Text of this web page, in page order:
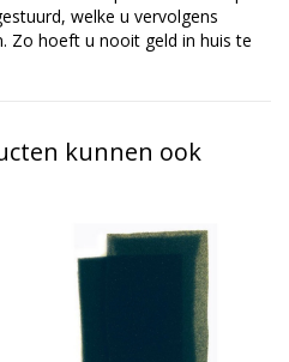
welke u vervolgens
Zo hoeft u nooit geld in huis te
kunnen ook